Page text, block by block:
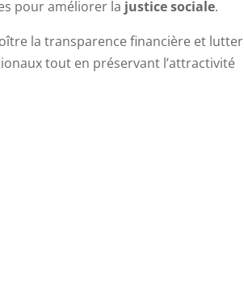
pour améliorer la justice sociale.
la transparence financière et lutter
tout en préservant l’attractivité